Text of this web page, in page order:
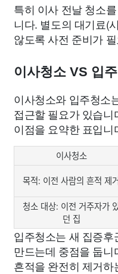
특히 이사 전날 청소
니다. 별도의 대기료(
않도록 사전 준비가
이사청소 VS 입
이사청소와 입주청소
접근할 필요가 있습
이점을 요약한 표입니
이사청소
목적: 이전 사람의 흔적 제
청소 대상: 이전 거주자가
던 집
입주청소는 새 집증
만드는데 중점을 둡
흔적을 완전히 제거